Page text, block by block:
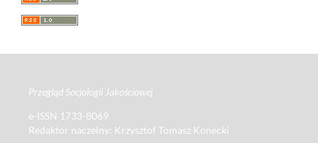
Przegląd Socjologii Jakościowej
e-ISSN 1733-8069
Redaktor naczelny: Krzysztof Tomasz Konecki